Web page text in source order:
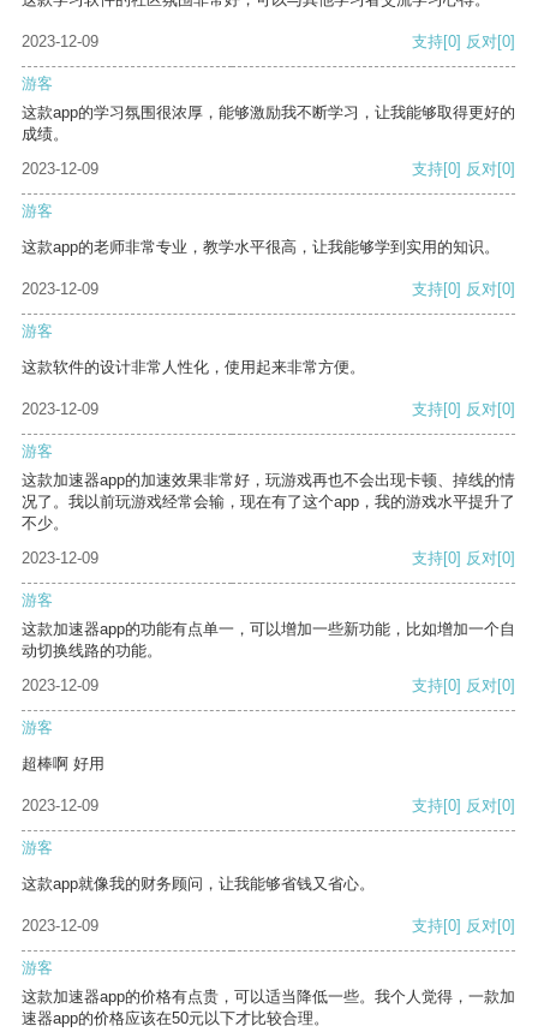
2023-12-09 支持[0] 反对[0]
游客
这款app的学习氛围很浓厚，能够激励我不断学习，让我能够取得更好的
成绩。
2023-12-09
支持[0] 反对[0]
游客
这款app的老师非常专业，教学水平很高，让我能够学到实用的知识。
2023-12-09 支持[0] 反对[0]
游客
这款软件的设计非常人性化，使用起来非常方便。
2023-12-09 支持[0] 反对[0]
游客
这款加速器app的加速效果非常好，玩游戏再也不会出现卡顿、掉线的情
况了。我以前玩游戏经常会输，现在有了这个app，我的游戏水平提升了
不少。
2023-12-09
支持[0] 反对[0]
游客
这款加速器app的功能有点单一，可以增加一些新功能，比如增加一个自
动切换线路的功能。
2023-12-09
支持[0] 反对[0]
游客
超棒啊 好用
2023-12-09 支持[0] 反对[0]
游客
这款app就像我的财务顾问，让我能够省钱又省心。
2023-12-09 支持[0] 反对[0]
游客
这款加速器app的价格有点贵，可以适当降低一些。我个人觉得，一款加
速器app的价格应该在50元以下才比较合理。